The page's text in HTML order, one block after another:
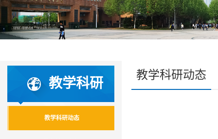
教学科研
教学科研动态
教学科研动态